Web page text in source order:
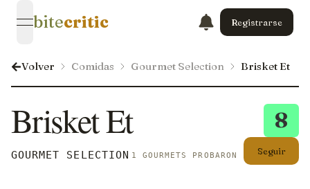
open navigation menu
bitecritic Registrarse
Volver Comidas Gourmet Selection Brisket Et
8
Seguir
Brisket Et
GOURMET SELECTION 1 GOURMETS PROBARON ESTO